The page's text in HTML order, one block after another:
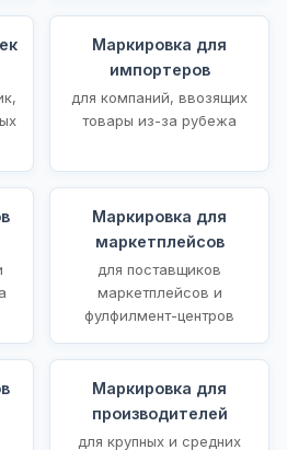
Маркировка для
импортеров
для компаний, ввозящих
товары из-за рубежа
Маркировка для
маркетплейсов
для поставщиков
маркетплейсов и
фулфилмент-центров
Маркировка для
производителей
для крупных и средних